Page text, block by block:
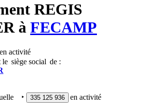
REGIS
à FECAMP
en activité
le siège social de :
‣ 335 125 936 en activité